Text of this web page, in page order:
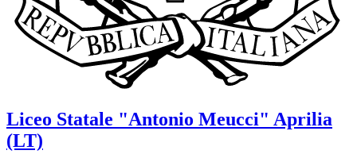
Liceo Statale "Antonio Meucci" Aprilia
(LT)